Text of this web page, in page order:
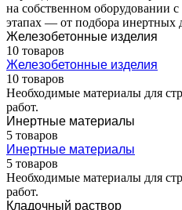
на собственном оборудовании с
этапах — от подбора инертных
Железобетонные изделия
10 товаров
Железобетонные изделия
10 товаров
Необходимые материалы для
работ.
Инертные материалы
5 товаров
Инертные материалы
5 товаров
Необходимые материалы для
работ.
Кладочный раствор